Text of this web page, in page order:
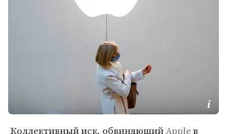
Коллективный иск, обвиняющийAppleв